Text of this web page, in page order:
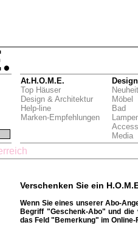
At.H.O.M.E.
Top Häuser
Design & Architektur
Help-line
Marken-Empfehlungen
Möbel
Bad
Media
Verschenken Sie ein
Wenn Sie eines unserer Abo-
Begriff "Geschenk-Abo" und
das Feld "Bemerkung" im Online-